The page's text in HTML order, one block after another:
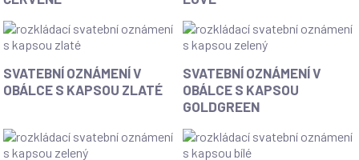
s
kapsou
s
kapsou
love
Svatební
oznámení
s
kapsou
SVATEBNÍ OZNÁMENÍ V
OBÁLCE S KAPSOU ZLATÉ
Svatební
oznámení
v
s
kapsou
SVATEBNÍ OZNÁMENÍ V
OBÁLCE S KAPSOU
GOLDGREEN